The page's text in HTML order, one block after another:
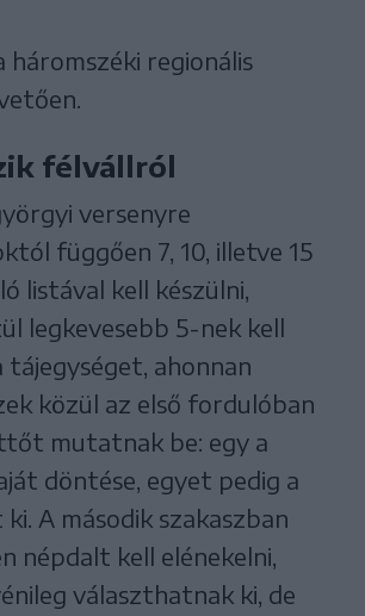
háromszéki regionális
félvállról
versenyre
függően 7, 10, illetve 15
listával kell készülni,
legkevesebb 5-nek kell
tájegységet, ahonnan
közül az első fordulóban
mutatnak be: egy a
döntése, egyet pedig a
A második szakaszban
népdalt kell elénekelni,
választhatnak ki, de